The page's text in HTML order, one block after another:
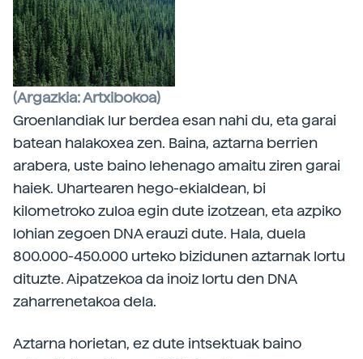
(Argazkia: Artxibokoa)
Groenlandiak lur berdea esan nahi du, eta garai
batean halakoxea zen. Baina, aztarna berrien
arabera, uste baino lehenago amaitu ziren garai
haiek. Uhartearen hego-ekialdean, bi
kilometroko zuloa egin dute izotzean, eta azpiko
lohian zegoen DNA erauzi dute. Hala, duela
800.000-450.000 urteko bizidunen aztarnak lortu
dituzte. Aipatzekoa da inoiz lortu den DNA
zaharrenetakoa dela.
Aztarna horietan, ez dute intsektuak baino